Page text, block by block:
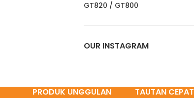
GT820 / GT800
OUR INSTAGRAM
PRODUK UNGGULAN TAUTAN CEPAT